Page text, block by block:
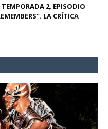
2, EPISODIO
LA CRÍTICA